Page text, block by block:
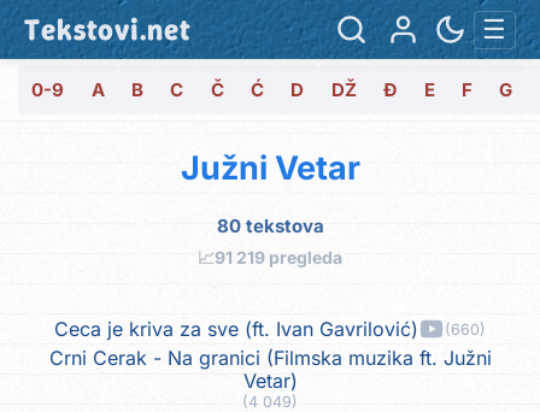
Tekstovi.net ☰
0-9 A B C Č Ć D DŽ Đ E F G
Južni Vetar
80 tekstova
📈91 219 pregleda
Ceca je kriva za sve (ft. Ivan Gavrilović) (660)
Crni Cerak - Na granici (Filmska muzika ft. Južni
Vetar)
(4 049)